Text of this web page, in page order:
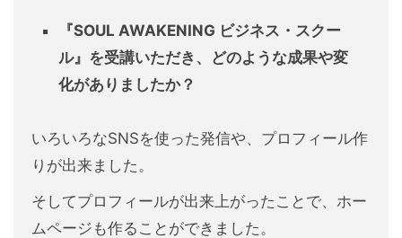
『SOUL AWAKENING ビジネス・スクー
ル』を受講いただき、 どのような成果や変
化がありましたか？
いろいろなSNSを使った発信や、プロフィール作
りが出来ました。
そしてプロフィールが出来上がったことで、ホー
ムページも作ることができました。